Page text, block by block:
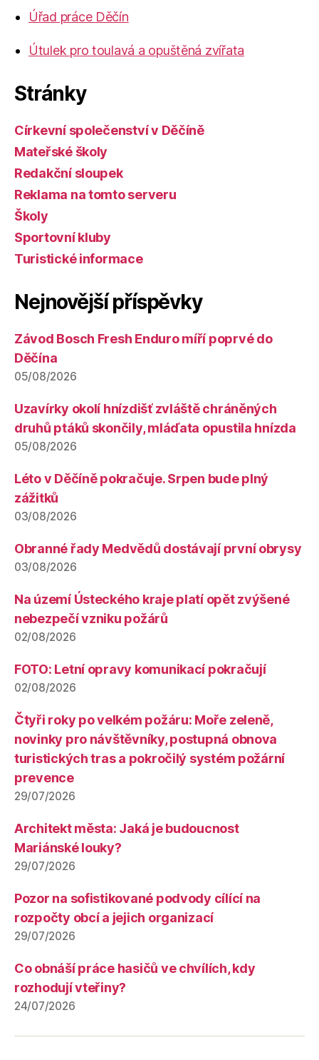
Úřad práce Děčín
Útulek pro toulavá a opuštěná zvířata
Stránky
Církevní společenství v Děčíně
Mateřské školy
Redakční sloupek
Reklama na tomto serveru
Školy
Sportovní kluby
Turistické informace
Nejnovější příspěvky
Závod Bosch Fresh Enduro míří poprvé do
Děčína
05/08/2026
Uzavírky okolí hnízdišť zvláště chráněných
druhů ptáků skončily, mláďata opustila hnízda
05/08/2026
Léto v Děčíně pokračuje. Srpen bude plný
zážitků
03/08/2026
Obranné řady Medvědů dostávají první obrysy
03/08/2026
Na území Ústeckého kraje platí opět zvýšené
nebezpečí vzniku požárů
02/08/2026
FOTO: Letní opravy komunikací pokračují
02/08/2026
Čtyři roky po velkém požáru: Moře zeleně,
novinky pro návštěvníky, postupná obnova
turistických tras a pokročilý systém požární
prevence
29/07/2026
Architekt města: Jaká je budoucnost
Mariánské louky?
29/07/2026
Pozor na sofistikované podvody cílící na
rozpočty obcí a jejich organizací
29/07/2026
Co obnáší práce hasičů ve chvílích, kdy
rozhodují vteřiny?
24/07/2026